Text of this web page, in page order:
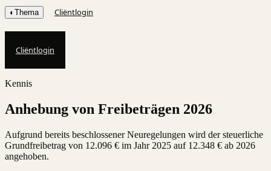
◐ Thema Cliëntlogin
Cliëntlogin
Kennis
Anhebung von Freibeträgen 2026
Aufgrund bereits beschlossener Neuregelungen wird der steuerliche
Grundfreibetrag von 12.096 € im Jahr 2025 auf 12.348 € ab 2026
angehoben.